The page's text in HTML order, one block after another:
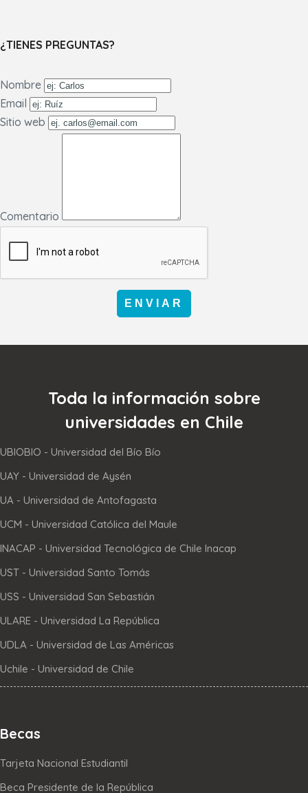
¿TIENES PREGUNTAS?
Nombre
Email
Sitio web
Comentario
ENVIAR
Toda la información sobre
universidades en Chile
UBIOBIO - Universidad del Bío Bío
UAY - Universidad de Aysén
UA - Universidad de Antofagasta
UCM - Universidad Católica del Maule
INACAP - Universidad Tecnológica de Chile Inacap
UST - Universidad Santo Tomás
USS - Universidad San Sebastián
ULARE - Universidad La República
UDLA - Universidad de Las Américas
Uchile - Universidad de Chile
Becas
Tarjeta Nacional Estudiantil
Beca Presidente de la República